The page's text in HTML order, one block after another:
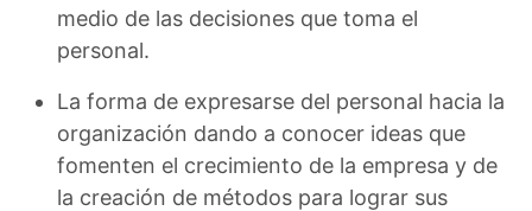
medio de las decisiones que toma el
personal.
La forma de expresarse del personal hacia la
organización dando a conocer ideas que
fomenten el crecimiento de la empresa y de
la creación de métodos para lograr sus